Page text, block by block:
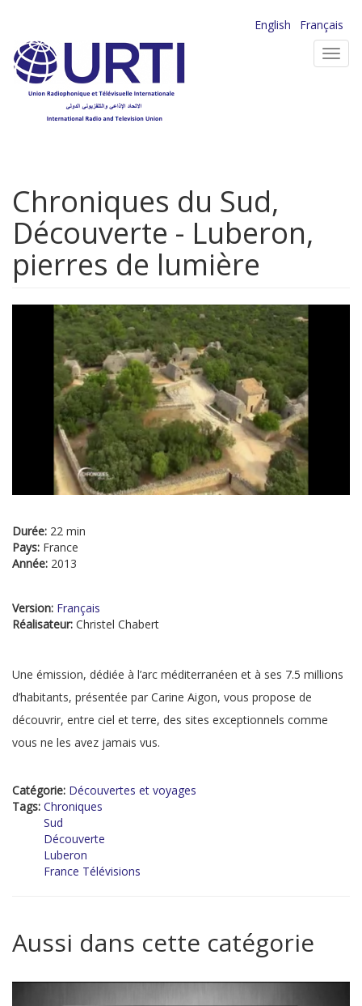
contenu
principal
English
Français
Chroniques du Sud,
Découverte - Luberon,
pierres de lumière
Durée: 22 min
Pays: France
Année: 2013
Version: Français
Réalisateur: Christel Chabert
Une émission, dédiée à l’arc méditerranéen et à ses 7.5 millions
d’habitants, présentée par Carine Aigon, vous propose de
découvrir, entre ciel et terre, des sites exceptionnels comme
vous ne les avez jamais vus.
Catégorie: Découvertes et voyages
Tags: Chroniques
Sud
Découverte
Luberon
France Télévisions
Aussi dans cette catégorie